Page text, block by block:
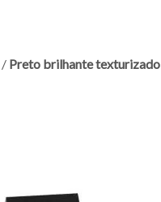
/ Preto brilhante texturizado